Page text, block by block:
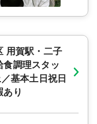
用賀駅・二子
食調理スタッ
基本土日祝日
あり